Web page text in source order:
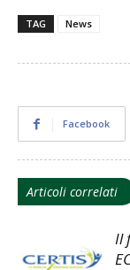
TAG News
Facebook
Articoli correlati
Il